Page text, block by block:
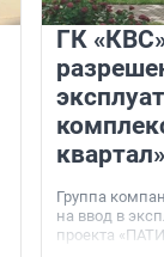
ГК
квартал»
Группа
на ввод в
проекта